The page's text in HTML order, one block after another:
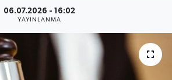
06.07.2026 - 16:02
YAYINLANMA